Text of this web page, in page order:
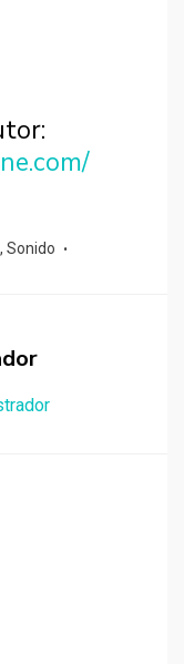
, Sonido